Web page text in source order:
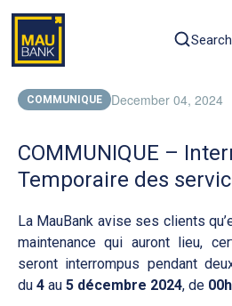
Search
COMMUNIQUE December 04, 2024
COMMUNIQUE –
Temporaire des
La MauBank avise ses clients
maintenance qui auront lieu,
seront interrompus pendant
du 4 au 5 décembre 2024, de